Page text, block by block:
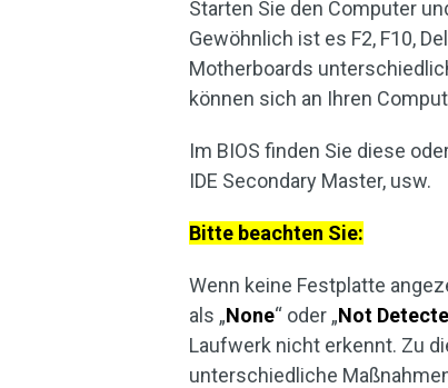
Starten Sie den Computer
Gewöhnlich ist es F2, F10,
Motherboards
können sich an Ihren
Im BIOS finden Sie diese
IDE Secondary Master, usw.
Bitte beachten Sie:
Wenn keine Festplatte
als „None“ oder „Not
Laufwerk nicht erkennt. Zu
unterschiedliche